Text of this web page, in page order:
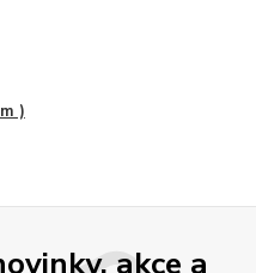
)
akce a